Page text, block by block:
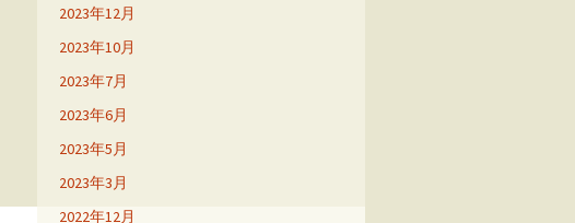
2023年12月
2023年10月
2023年7月
2023年6月
2023年5月
2023年3月
2022年12月